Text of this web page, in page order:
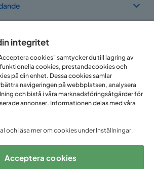
finns i flera länder
integritet
cookies" samtycker du till lagring av
cookies, prestandacookies och
på din enhet. Dessa cookies samlar
navigeringen på webbplatsen, analysera
och bistå i våra marknadsföringsåtgärder för
annonser. Informationen delas med våra
och läsa mer om cookies under Inställningar.
Acceptera cookies